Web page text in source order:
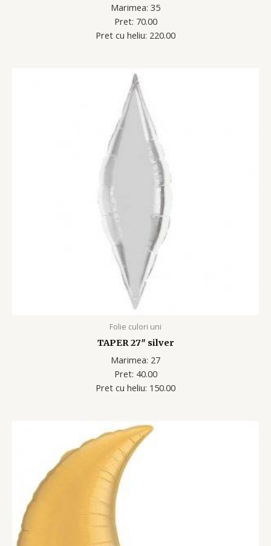
Marimea: 35
Pret: 70.00
Pret cu heliu: 220.00
Folie culori uni
TAPER 27″ silver
Marimea: 27
Pret: 40.00
Pret cu heliu: 150.00